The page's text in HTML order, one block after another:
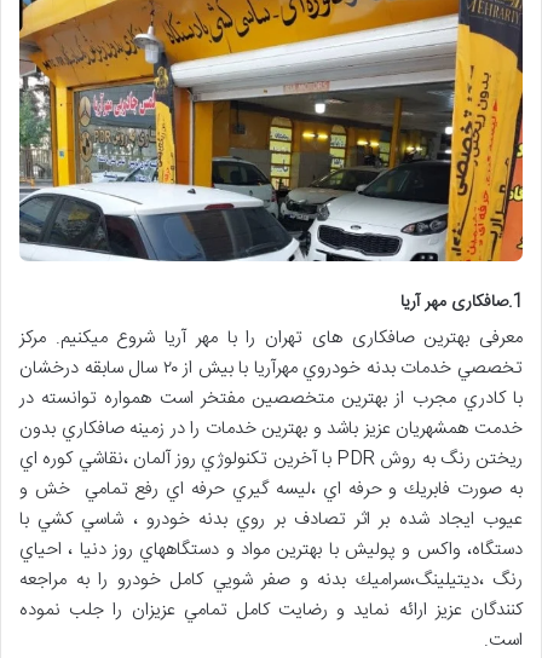
1.صافکاری مهر آریا
معرفی بهترین صافکاری های تهران را با مهر آریا شروع میکنیم. مرکز
تخصصي خدمات بدنه خودروي مهرآريا با بيش از ٢٠ سال سابقه درخشان
با كادري مجرب از بهترين متخصصين مفتخر است همواره توانسته در
خدمت همشهريان عزيز باشد و بهترين خدمات را در زمينه صافكاري بدون
ريختن رنگ به روش PDR با آخرين تكنولوژي روز آلمان ،نقاشي كوره اي
به صورت فابريك و حرفه اي ،ليسه گيري حرفه اي رفع تمامي خش و
عيوب ايجاد شده بر اثر تصادف بر روي بدنه خودرو ، شاسي كشي با
دستگاه، واكس و پوليش با بهترين مواد و دستگاههاي روز دنيا ، احياي
رنگ ،ديتيلينگ،سراميك بدنه و صفر شويي كامل خودرو را به مراجعه
كنندگان عزيز ارائه نمايد و رضايت كامل تمامي عزيزان را جلب نموده
است.